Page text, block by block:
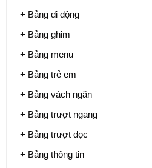
+ Bảng di động
+ Bảng ghim
+ Bảng menu
+ Bảng trẻ em
+ Bảng vách ngăn
+ Bảng trượt ngang
+ Bảng trượt dọc
+ Bảng thông tin